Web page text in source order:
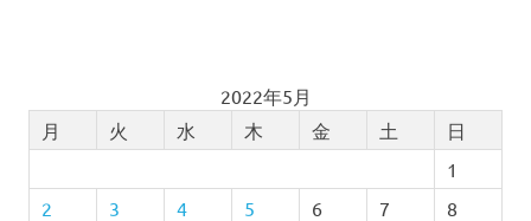
2022年5月
月
火 水 木 金 土
日
1
2
3 4 5 6 7
8